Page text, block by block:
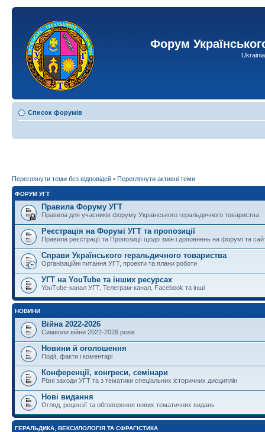
Форум
Список форумів
Переглянути теми без відповідей • Переглянути активні теми
ФОРУМ УГТ
Правила Форуму УГТ
Правила для учасників форуму Українського геральдичного товариства
Реєстрація на Форумі УГТ та пропозиції
Правила реєстрації та Пропозиції щодо змін і доповнень на форумі та
Справи Українського геральдичного товариства
Організаційні питання УГТ, проекти та плани роботи
УГТ на YouTube та інших ресурсах
YouTube-канал УГТ, Телеграм-канал, Facebook та інші
НОВИНИ
Війна 2022-2026
Символи війни 2022-2026 років
Новини й оголошення
Події, факти і коментарі
Конференції, конгреси, семінари
Різні заходи УГТ та з тематики спеціальних історичних дисциплін
Нові видання
Огляд, рецензії та обговорення нових тематичних видань
ГЕРАЛЬДИКА, ВЕКСИЛОЛОГІЯ ТА СФРАГІСТИКА